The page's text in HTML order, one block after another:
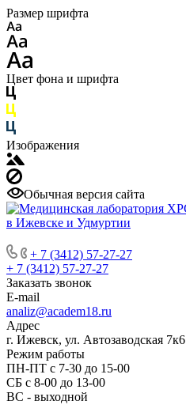
Размер шрифта
Цвет фона и шрифта
Изображения
Обычная версия сайта
+ 7 (3412) 57-27-27
+ 7 (3412) 57-27-27
Заказать звонок
E-mail
analiz@academ18.ru
Адрес
г. Ижевск, ул. Автозаводская 7к6
Режим работы
ПН-ПТ с 7-30 до 15-00
СБ с 8-00 до 13-00
ВС - выходной